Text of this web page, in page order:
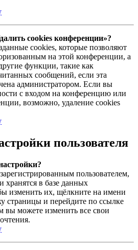
cookies конференции»?
cookies, которые позволяют
на этой конференции, а
функции, такие как
сообщений, если эта
администратором. Если вы
с входом на конференцию или
возможно, удаление cookies
пользователя
пользователем,
хранятся в базе данных
изменить их, щёлкните на имени
страницы и перейдите по ссылке
вы можете изменить все свои